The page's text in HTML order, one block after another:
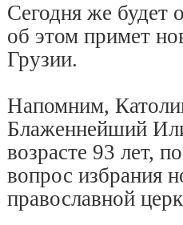
Сегодня же будет
об этом примет
Грузии.
Напомним,
Блаженнейший
возрасте 93 лет,
вопрос избрания
православной